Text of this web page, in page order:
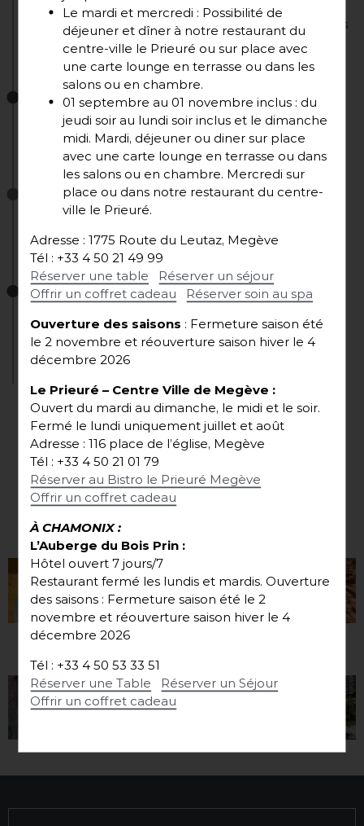
Déménagement du Flocons de Sel sur les hauteurs
de Megève et ouverture du Flocons Village
2012
étoile au Flocons de Sel
2019
Reprise de l’Auberge du Bois Prin à Chamonix
2022
Ouverture d’une nouvelle boutique « Le Garde
Manger » à Megève
Suivez-nous
surINSTAGRAM
Le mardi et mercredi : Possibilité de
déjeuner et dîner à notre restaurant du
centre-ville le Prieuré ou sur place avec
une carte lounge en terrasse ou dans les
salons ou en chambre.
01 septembre au 01 novembre inclus : du
jeudi soir au lundi soir inclus et le dimanche
midi. Mardi, déjeuner ou diner sur place
avec une carte lounge en terrasse ou dans
les salons ou en chambre. Mercredi sur
place ou dans notre restaurant du centre-
ville le Prieuré.
Adresse : 1775 Route du Leutaz, Megève
Tél : +33 4 50 21 49 99
Réserver une table
Réserver un séjour
Offrir un coffret cadeau
Réserver soin au spa
Ouverture des saisons : Fermeture saison été
le 2 novembre et réouverture saison hiver le 4
décembre 2026
Le Prieuré– Centre Ville de Megève :
Ouvert du mardi au dimanche, le midi et le soir.
Fermé le lundi uniquement juillet et août
Adresse : 116 place de l’église, Megève
Tél : +33 4 50 21 01 79
Réserver au Bistro le Prieuré Megève
Offrir un coffret cadeau
À CHAMONIX :
L’Auberge du Bois Prin :
Hôtel ouvert 7 jours/7
Restaurant fermé les lundis et mardis.Ouverture
des saisons : Fermeture saison été le 2
novembre et réouverture saison hiver le 4
décembre 2026
Tél : +33 4 50 53 33 51
Réserver une Table
Réserver un Séjour
Offrir un coffret cadeau